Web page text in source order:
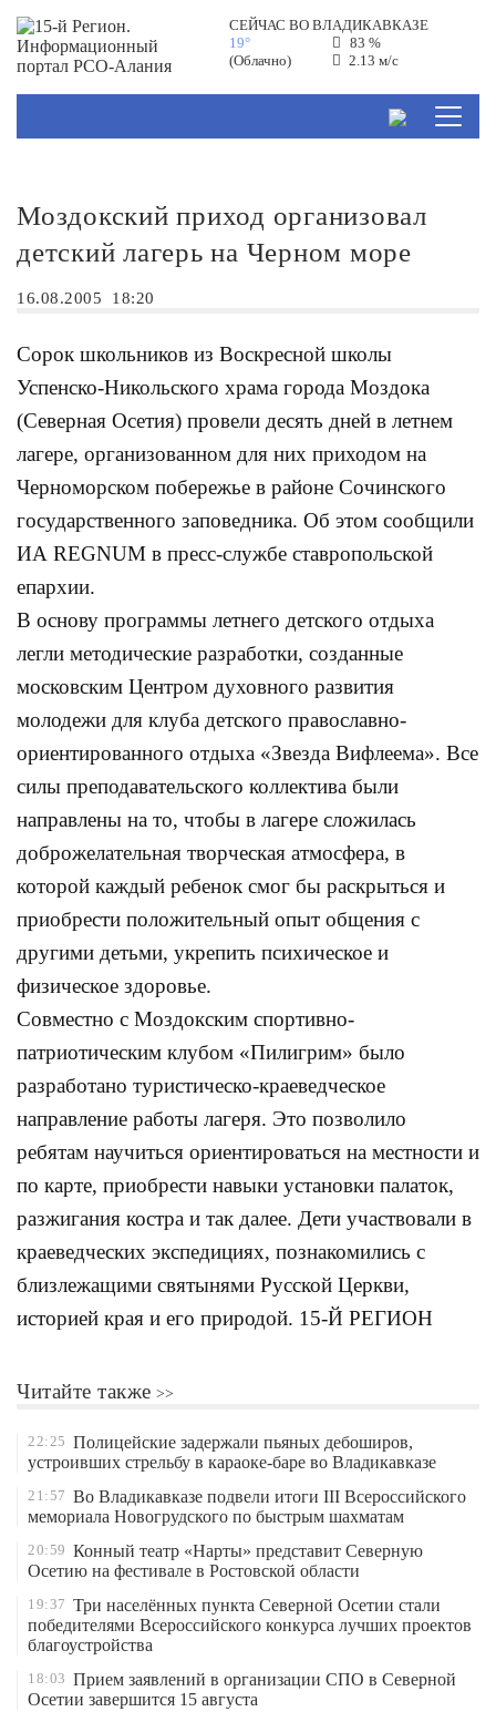
СЕЙЧАС ВОВЛАДИКАВКАЗЕ
19°
(Облачно)
83 %
2.13 м/с
Моздокский приход организовал
детский лагерь на Черном море
16.08.2005 18:20
Сорок школьников из Воскресной школы
Успенско-Никольского храма города Моздока
(Северная Осетия) провели десять дней в летнем
лагере, организованном для них приходом на
Черноморском побережье в районе Сочинского
государственного заповедника. Об этом сообщили
ИА REGNUM в пресс-службе ставропольской
епархии.
В основу программы летнего детского отдыха
легли методические разработки, созданные
московским Центром духовного развития
молодежи для клуба детского православно-
ориентированного отдыха «Звезда Вифлеема». Все
силы преподавательского коллектива были
направлены на то, чтобы в лагере сложилась
доброжелательная творческая атмосфера, в
которой каждый ребенок смог бы раскрыться и
приобрести положительный опыт общения с
другими детьми, укрепить психическое и
физическое здоровье.
Совместно с Моздокским спортивно-
патриотическим клубом «Пилигрим» было
разработано туристическо-краеведческое
направление работы лагеря. Это позволило
ребятам научиться ориентироваться на местности и
по карте, приобрести навыки установки палаток,
разжигания костра и так далее. Дети участвовали в
краеведческих экспедициях, познакомились с
близлежащими святынями Русской Церкви,
историей края и его природой. 15-Й РЕГИОН
Читайте также
22:25 Полицейские задержали пьяных дебоширов,
устроивших стрельбу в караоке-баре во Владикавказе
21:57 Во Владикавказе подвели итоги III Всероссийского
мемориала Новогрудского по быстрым шахматам
20:59 Конный театр «Нарты» представит Северную
Осетию на фестивале в Ростовской области
19:37 Три населённых пункта Северной Осетии стали
победителями Всероссийского конкурса лучших проектов
благоустройства
18:03 Прием заявлений в организации СПО в Северной
Осетии завершится 15 августа